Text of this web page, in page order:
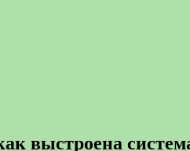
выстроена